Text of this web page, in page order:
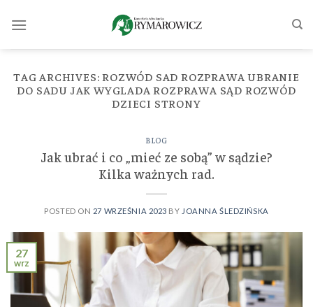
TAG ARCHIVES:ROZWÓD SAD ROZPRAWA UBRANIE
DO SADU JAK WYGLADA ROZPRAWA SĄD ROZWÓD
DZIECI STRONY
BLOG
Jak ubrać i co „mieć ze sobą” w sądzie?
Kilka ważnych rad.
POSTED ON 27 WRZEŚNIA 2023 BY JOANNA ŚLEDZIŃSKA
27
wrz